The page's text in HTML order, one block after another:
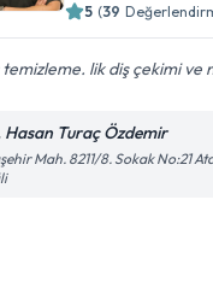
5 (39
temizleme. lik diş çekimi ve
Hasan Turaç Özdemir
Mah. 8211/8. Sokak No:21